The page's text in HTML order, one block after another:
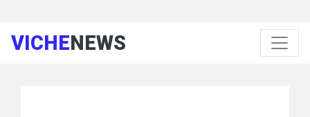
VICHENEWS